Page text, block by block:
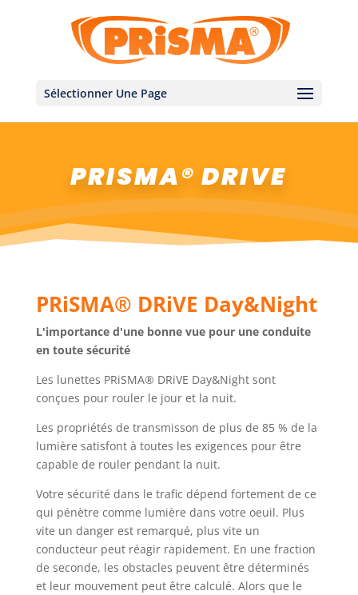
Sélectionner Une Page
PRISMA® DRIVE
PRiSMA® DRiVE Day&Night
L'importance d'une bonne vue pour une conduite
en toute sécurité
Les lunettes PRiSMA® DRiVE Day&Night sont
conçues pour rouler le jour et la nuit.
Les propriétés de transmisson de plus de 85 % de la
lumière satisfont à toutes les exigences pour être
capable de rouler pendant la nuit.
Votre sécurité dans le trafic dépend fortement de ce
qui pénètre comme lumière dans votre oeuil. Plus
vite un danger est remarqué, plus vite un
conducteur peut réagir rapidement. En une fraction
de seconde, les obstacles peuvent être déterminés
et leur mouvement peut être calculé. Alors que le